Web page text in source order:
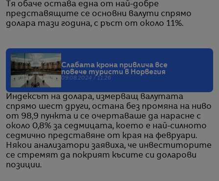
Тя обаче остава една от най-добре
представящите се основни валути спрямо
долара тази година, с ръст от около 11%.
Слабата крона привлича все
повече туристи в Норвегия
09.08.2024 / 11:26
Индексът на долара, измерващ валутата
спрямо шест други, остана без промяна на ниво
от 98,9 пункта и се очертаваше да нарасне с
около 0,8% за седмицата, което е най-силното
седмично представяне от края на февруари.
Някои анализатори заявиха, че инвеститорите
се стремят да покрият късите си доларови
позиции.